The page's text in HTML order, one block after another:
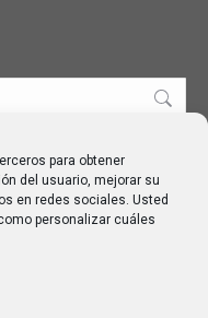
para obtener
del usuario, mejorar su
en redes sociales. Usted
personalizar cuáles
|Política de cookies